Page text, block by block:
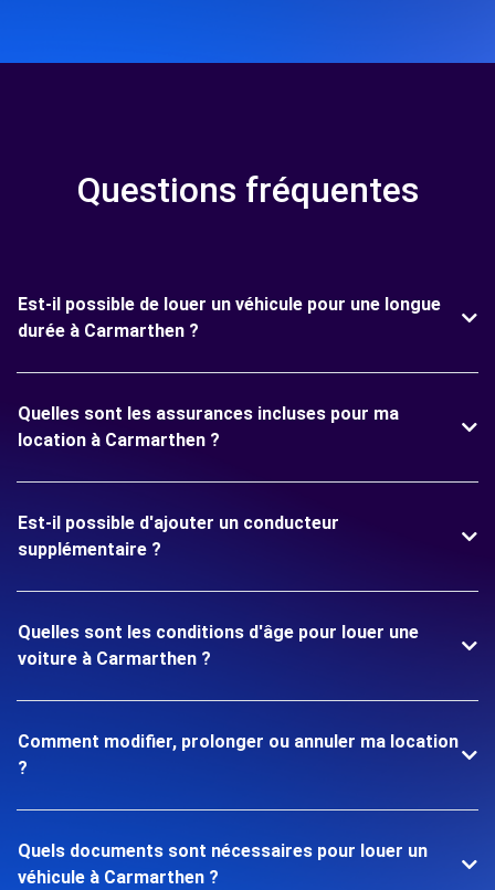
Questions fréquentes
Est-il possible de louer un véhicule pour une longue
durée à Carmarthen ?
Quelles sont les assurances incluses pour ma
location à Carmarthen ?
Est-il possible d'ajouter un conducteur
supplémentaire ?
Quelles sont les conditions d'âge pour louer une
voiture à Carmarthen ?
Comment modifier, prolonger ou annuler ma location
?
Quels documents sont nécessaires pour louer un
véhicule à Carmarthen ?